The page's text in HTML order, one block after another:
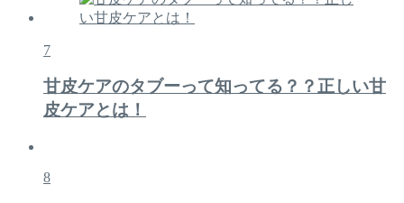
7
甘皮ケアのタブーって知ってる？？正しい甘
皮ケアとは！
8